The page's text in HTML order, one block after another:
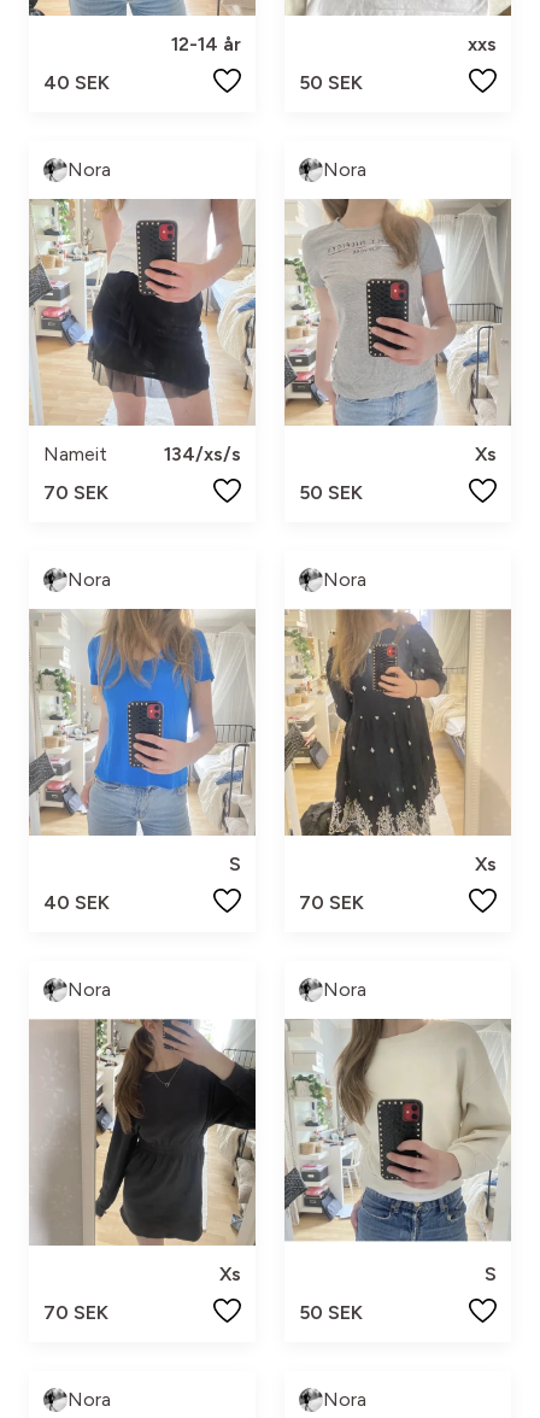
12-14 år
40 SEK
xxs
50 SEK
Nora
Nameit
134/xs/s
70 SEK
Nora
Xs
50 SEK
Nora
S
40 SEK
Nora
Xs
70 SEK
Nora
Xs
70 SEK
Nora
S
50 SEK
Nora Nora